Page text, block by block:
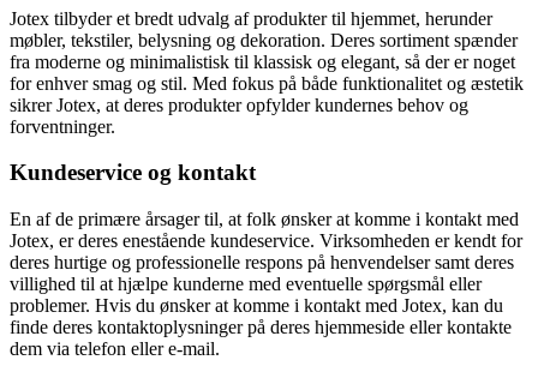
Jotex tilbyder et bredt udvalg af produkter til hjemmet, herunder
møbler, tekstiler, belysning og dekoration. Deres sortiment spænder
fra moderne og minimalistisk til klassisk og elegant, så der er noget
for enhver smag og stil. Med fokus på både funktionalitet og æstetik
sikrer Jotex, at deres produkter opfylder kundernes behov og
forventninger.
Kundeservice og kontakt
En af de primære årsager til, at folk ønsker at komme i kontakt med
Jotex, er deres enestående kundeservice. Virksomheden er kendt for
deres hurtige og professionelle respons på henvendelser samt deres
villighed til at hjælpe kunderne med eventuelle spørgsmål eller
problemer. Hvis du ønsker at komme i kontakt med Jotex, kan du
finde deres kontaktoplysninger på deres hjemmeside eller kontakte
dem via telefon eller e-mail.